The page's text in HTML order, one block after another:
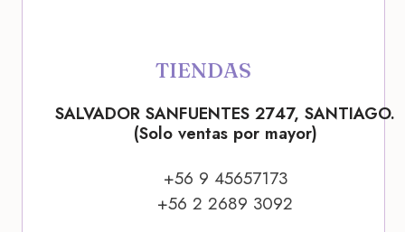
TIENDAS
SALVADOR SANFUENTES 2747, SANTIAGO.
(Solo ventas por mayor)
+56 9 45657173
+56 2 2689 3092